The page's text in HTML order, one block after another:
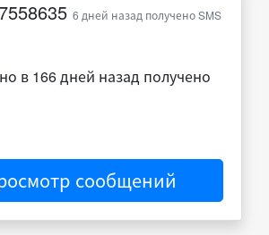
6 дней назад получено SMS
в 166 дней назад получено
сообщений